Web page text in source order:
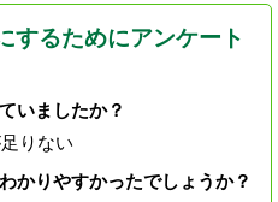
するためにアンケート
いましたか？
りない
かりやすかったでしょうか？